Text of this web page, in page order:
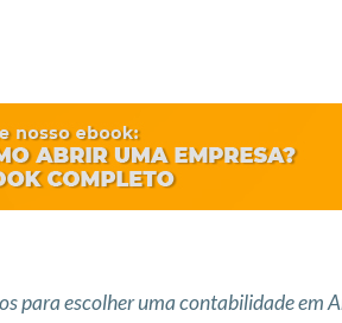
para escolher uma contabilidade em